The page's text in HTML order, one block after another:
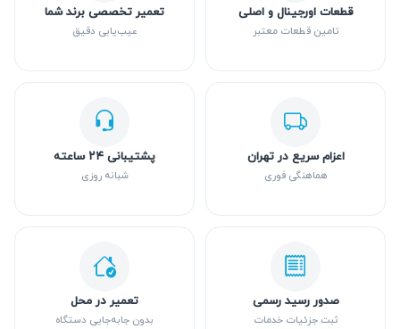
قطعات اورجینال و اصلی
تامین قطعات معتبر
تعمیر تخصصی برند شما
عیب‌یابی دقیق
اعزام سریع در تهران
هماهنگی فوری
پشتیبانی ۲۴ ساعته
شبانه روزی
صدور رسید رسمی
ثبت جزئیات خدمات
تعمیر در محل
بدون جابه‌جایی دستگاه